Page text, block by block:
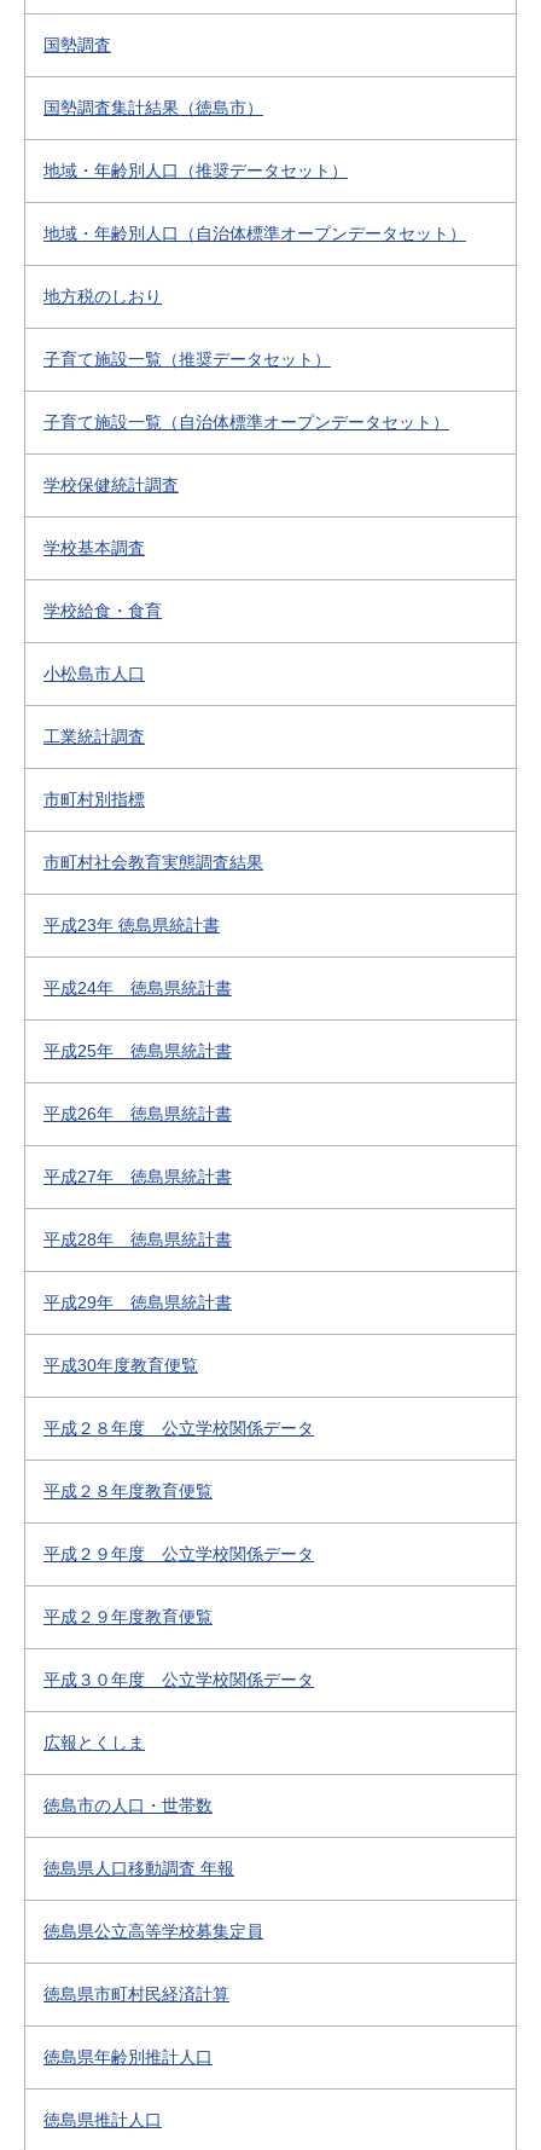
国勢調査
国勢調査集計結果（徳島市）
地域・年齢別人口（推奨データセット）
地域・年齢別人口（自治体標準オープンデータセット）
地方税のしおり
子育て施設一覧（推奨データセット）
子育て施設一覧（自治体標準オープンデータセット）
学校保健統計調査
学校基本調査
学校給食・食育
小松島市人口
工業統計調査
市町村別指標
市町村社会教育実態調査結果
平成23年 徳島県統計書
平成24年 徳島県統計書
平成25年 徳島県統計書
平成26年 徳島県統計書
平成27年 徳島県統計書
平成28年 徳島県統計書
平成29年 徳島県統計書
平成30年度教育便覧
平成２８年度 公立学校関係データ
平成２８年度教育便覧
平成２９年度 公立学校関係データ
平成２９年度教育便覧
平成３０年度 公立学校関係データ
広報とくしま
徳島市の人口・世帯数
徳島県人口移動調査 年報
徳島県公立高等学校募集定員
徳島県市町村民経済計算
徳島県年齢別推計人口
徳島県推計人口